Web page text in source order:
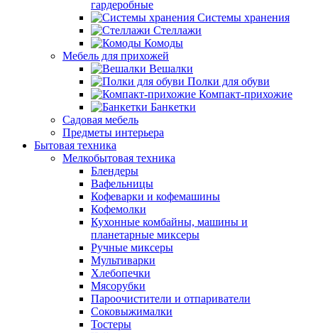
гардеробные
Системы хранения
Стеллажи
Комоды
Мебель для прихожей
Вешалки
Полки для обуви
Компакт-прихожие
Банкетки
Садовая мебель
Предметы интерьера
Бытовая техника
Мелкобытовая техника
Блендеры
Вафельницы
Кофеварки и кофемашины
Кофемолки
Кухонные комбайны, машины и
планетарные миксеры
Ручные миксеры
Мультиварки
Хлебопечки
Мясорубки
Пароочистители и отпариватели
Соковыжималки
Тостеры